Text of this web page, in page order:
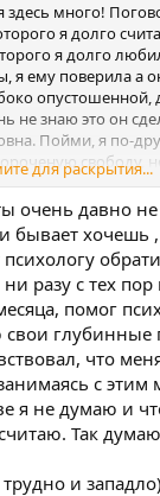
много!
я долго
я долго
я ему поверила а
опустошенной,
не знаю это он
Пойми, я по-
свободу,
Я хочу быть
быть тем кем нас,
сильными,
жизненный
врага, может
серьезно !
тянуть тебя
всех делает
здоровую семью!" В
ему несколько
матку
лечебный эффект
уже
веду себя . Не
для раскрытия...
очень давно
хочешь ,
разу с тех
помог
глубинные
что
с
я не думаю и
Так
и западло)